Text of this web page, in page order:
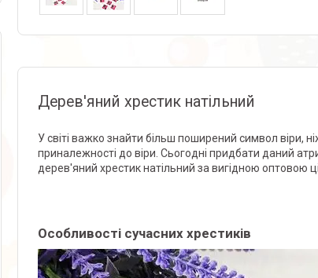
Дерев'яний хрестик натільний
У світі важко знайти більш поширений символ віри,
приналежності до віри. Сьогодні придбати даний
дерев'яний хрестик натільний за вигідною оптовою
Особливості сучасних хрестиків